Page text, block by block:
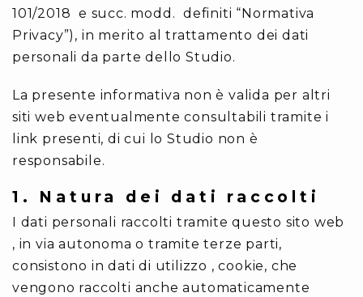
101/2018 e succ. modd. definiti “Normativa
Privacy”), in merito al trattamento dei dati
personali da parte dello Studio.
La presente informativa non è valida per altri
siti web eventualmente consultabili tramite i
link presenti, di cui lo Studio non è
responsabile.
1. Natura dei dati raccolti
I dati personali raccolti tramite questo sito web
, in via autonoma o tramite terze parti,
consistono in dati di utilizzo , cookie, che
vengono raccolti anche automaticamente